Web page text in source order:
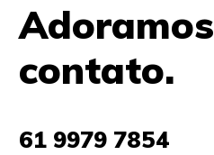
Adoramos
contato.
61 9979 7854